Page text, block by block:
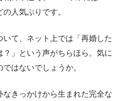
人気ぶりです。
て、ネット上では「再婚した
」という声がちらほら。気に
はないでしょうか。
きっかけから生まれた完全な